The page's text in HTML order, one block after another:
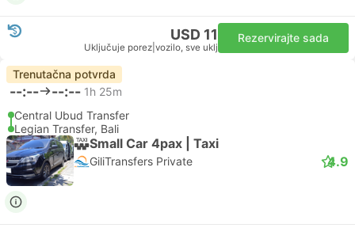
USD 11
Uključuje porez vozilo, sve uklj
Rezervirajte sada
Trenutačna potvrda
--:-- --:-- 1h 25m
Central Ubud Transfer
Legian Transfer, Bali
Small Car 4pax | Taxi
GiliTransfers Private 4.9